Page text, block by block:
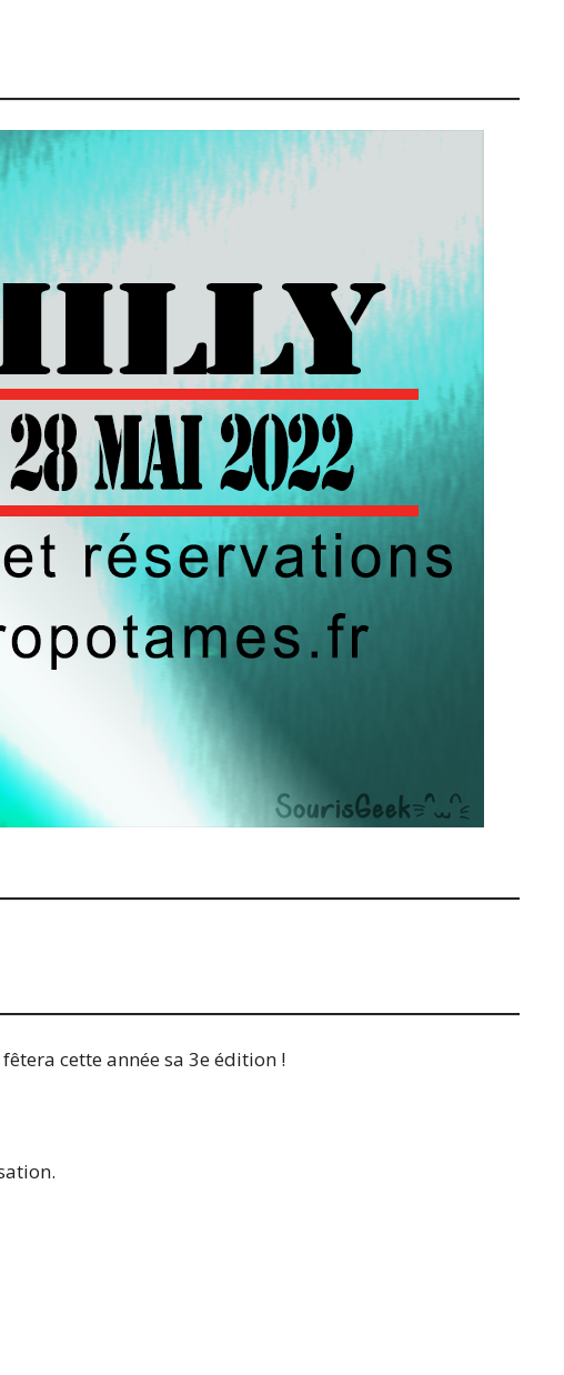
cette année sa 3e édition !